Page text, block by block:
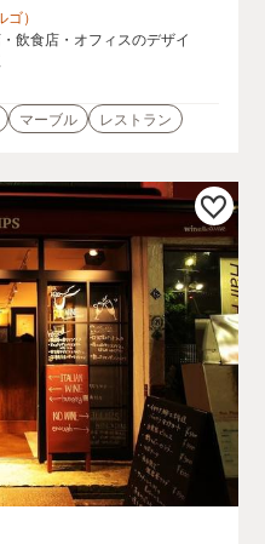
）
飲食店・オフィスのデザイ
マーブル レストラン